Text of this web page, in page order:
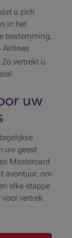
u zich
in het
bestemming.
Airlines
Zo vertrekt u
uw
uw geest
Mastercard
avontuur, om
elke etappe
vertrek.